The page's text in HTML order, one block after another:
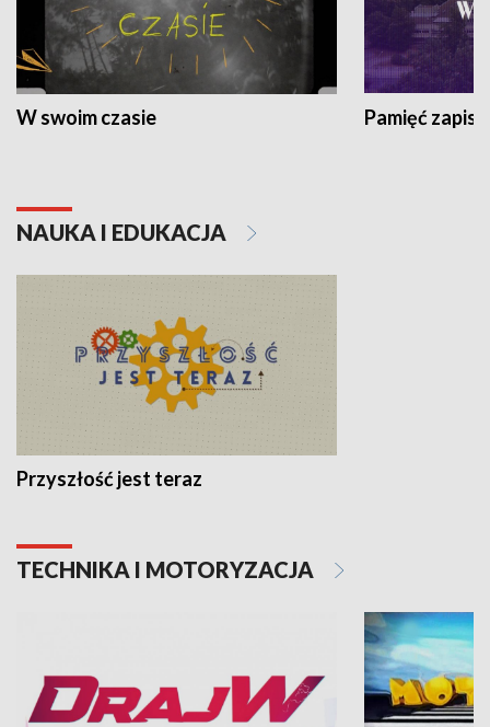
W swoim czasie Pamięć
NAUKA I EDUKACJA
Przyszłość jest teraz
TECHNIKA I MOTORYZACJA